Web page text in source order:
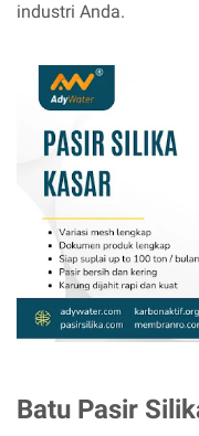
industri Anda.
Batu Pasir